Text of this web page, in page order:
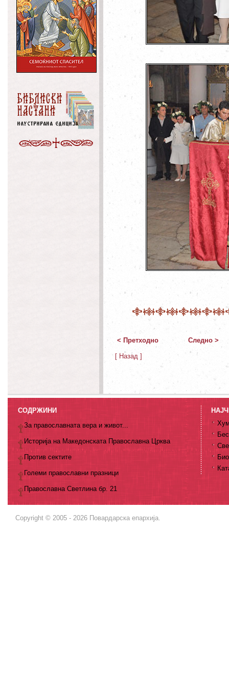
< Претходно Следно >
[ Назад ]
СОДРЖИНИ
За православната вера и живот...
Историја на Македонската Православна Црква
Против сектите
Големи православни празници
Православна Светлина бр. 21
Copyright © 2005 - 2026 Повардарска епархија.